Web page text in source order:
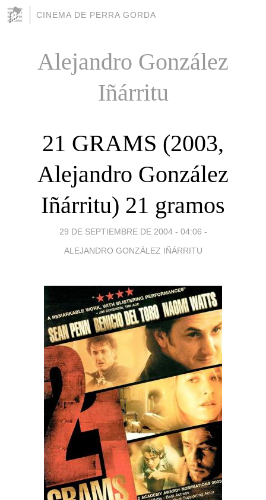
CINEMA DE PERRA GORDA
Alejandro González
Iñárritu
21 GRAMS (2003,
Alejandro González
Iñárritu) 21 gramos
29 DE SEPTIEMBRE DE 2004 - 04:06 -
ALEJANDRO GONZÁLEZ IÑÁRRITU